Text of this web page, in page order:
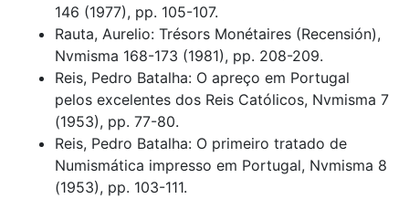
146 (1977), pp. 105-107.
Rauta, Aurelio: Trésors Monétaires (Recensión),
Nvmisma 168-173 (1981), pp. 208-209.
Reis, Pedro Batalha: O apreço em Portugal
pelos excelentes dos Reis Católicos, Nvmisma 7
(1953), pp. 77-80.
Reis, Pedro Batalha: O primeiro tratado de
Numismática impresso em Portugal, Nvmisma 8
(1953), pp. 103-111.